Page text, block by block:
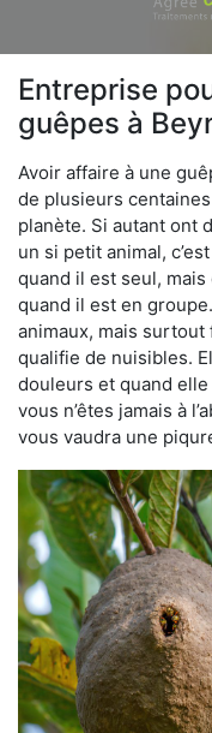
Entreprise
guêpes à
Avoir affaire à une
de plusieurs
planète. Si autant ont
un si petit animal,
quand il est seul,
quand il est en
animaux, mais surtout
qualifie de nuisibles.
douleurs et quand
vous n’êtes jamais à
vous vaudra une